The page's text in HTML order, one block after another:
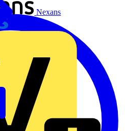
Nexans